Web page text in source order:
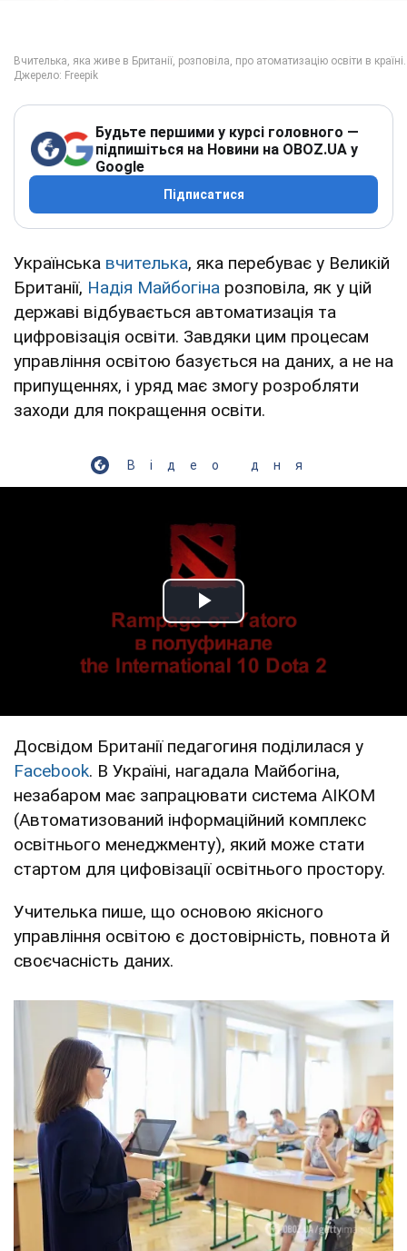
Будьте першими у курсі головного —
підпишіться на Новини на OBOZ.UA у
Google
Підписатися
Українська вчителька, яка перебуває у Великій
Британії, Надія Майбогіна розповіла, як у цій
державі відбувається автоматизація та
цифровізація освіти. Завдяки цим процесам
управління освітою базується на даних, а не на
припущеннях, і уряд має змогу розробляти
заходи для покращення освіти.
Відео дня
Play Video
Досвідом Британії педагогиня поділилася у
Facebook. В Україні, нагадала Майбогіна,
незабаром має запрацювати система АІКОМ
(Автоматизований інформаційний комплекс
освітнього менеджменту), який може стати
стартом для цифовізації освітнього простору.
Учителька пише, що основою якісного
управління освітою є достовірність, повнота й
своєчасність даних.